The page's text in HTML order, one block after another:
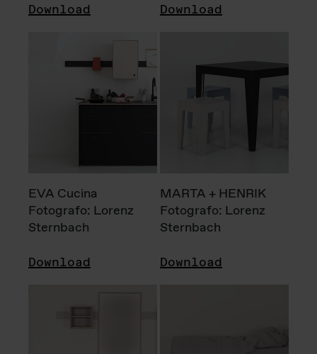
Download Download
EVA Cucina
Fotografo: Lorenz
Sternbach
Download
MARTA + HENRIK
Fotografo: Lorenz
Sternbach
Download